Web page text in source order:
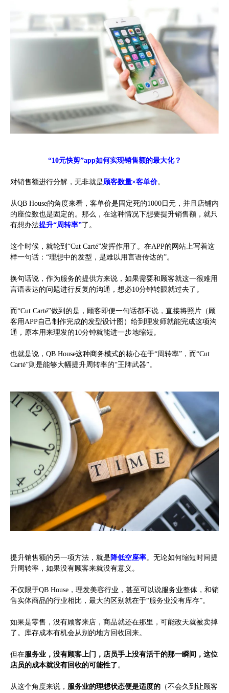
“10元快剪”app如何实现销售额的最大化？
对销售额进行分解，无非就是 顾客数量×客单价。
从QB House的角度来看，客单价是固定死的1000日元，并且店铺内
的座位数也是固定的。那么，在这种情况下想要提升销售额，就只
有想办法提升“周转率”了。
这个时候，就轮到“Cut Carté”发挥作用了。在APP的网站上写着这
样一句话：“理想中的发型，是难以用言语传达的”。
换句话说，作为服务的提供方来说，如果需要和顾客就这一很难用
言语表达的问题进行反复的沟通，想必10分钟转眼就过去了。
而“Cut Carté”做到的是，顾客即便一句话都不说，直接将照片（顾
客用APP自己制作完成的发型设计图）给到理发师就能完成这项沟
通，原本用来理发的10分钟就能进一步地缩短。
也就是说，QB House这种商务模式的核心在于“周转率”，而“Cut
Carté”则是能够大幅提升周转率的“王牌武器”。
提升销售额的另一项方法，就是 降低空座率。无论如何缩短时间提
升周转率，如果没有顾客来就没有意义。
不仅限于QB House，理发美容行业，甚至可以说服务业整体，和销
售实体商品的行业相比，最大的区别就在于“服务业没有库存”。
如果是零售，没有顾客来店，商品就还在那里，可能改天就被卖掉
了。库存成本有机会从别的地方回收回来。
但在服务业，没有顾客上门，店员手上没有活干的那一瞬间，这位
店员的成本就没有回收的可能性了。
从这个角度来说， 服务业的理想状态便是适度的 （不会久到让顾客